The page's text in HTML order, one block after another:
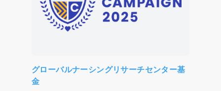
グローバルナーシングリサーチセンター基
金